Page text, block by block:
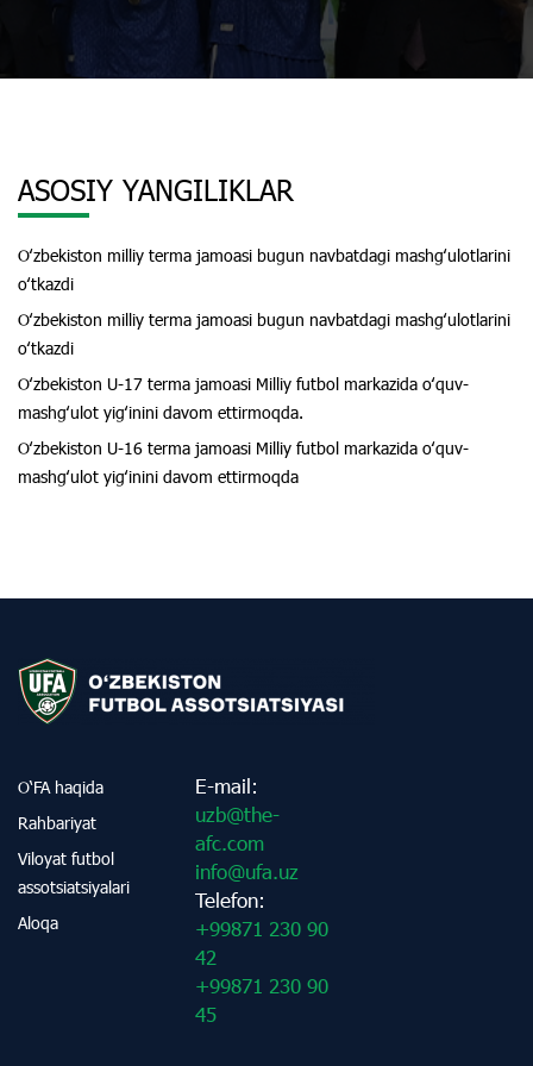
ASOSIY YANGILIKLAR
Oʻzbekiston milliy terma jamoasi bugun navbatdagi mashgʻulotlarini
oʻtkazdi
Oʻzbekiston milliy terma jamoasi bugun navbatdagi mashgʻulotlarini
oʻtkazdi
Oʻzbekiston U-17 terma jamoasi Milliy futbol markazida oʻquv-
mashgʻulot yigʻinini davom ettirmoqda.
Oʻzbekiston U-16 terma jamoasi Milliy futbol markazida oʻquv-
mashgʻulot yigʻinini davom ettirmoqda
O‘FA haqida
Rahbariyat
Viloyat futbol
assotsiatsiyalari
Aloqa
E-mail:
uzb@the-
afc.com
info@ufa.uz
Telefon:
+99871 230 90
42
+99871 230 90
45